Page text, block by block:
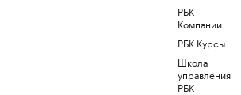
РБК
Компании
РБК Курсы
Школа
управления
РБК